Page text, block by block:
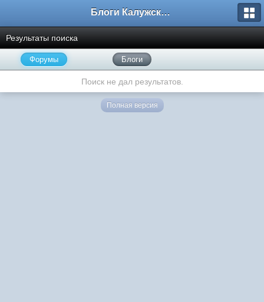
Блоги Калужского перекрестка
Результаты поиска
Форумы Блоги
Поиск не дал результатов.
Полная версия